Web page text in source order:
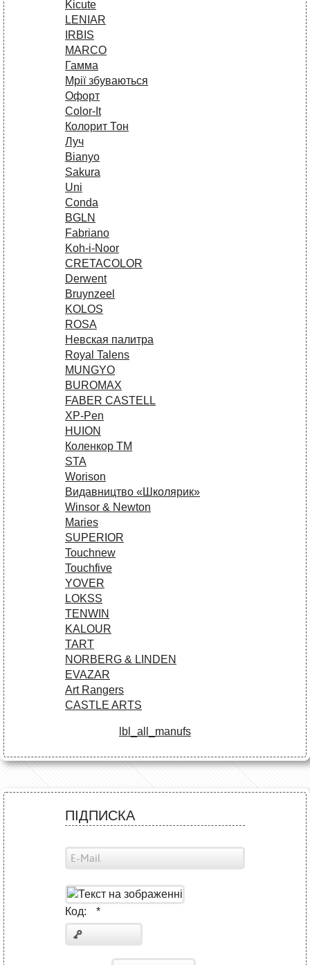
Kicute
LENIAR
IRBIS
MARCO
Гамма
Мрії збуваються
Офорт
Сolor-It
Колорит Тон
Луч
Bianyo
Sakura
Uni
Conda
BGLN
Fabriano
Koh-i-Noor
CRETACOLOR
Derwent
Bruynzeel
KOLOS
ROSA
Невская палитра
Royal Talens
MUNGYO
BUROMAX
FABER CASTELL
XP-Pen
HUION
Коленкор ТМ
STA
Worison
Видавництво «Школярик»
Winsor & Newton
Maries
SUPERIOR
Touchnew
Touchfive
YOVER
LOKSS
TENWIN
KALOUR
TART
NORBERG & LINDEN
EVAZAR
Art Rangers
CASTLE ARTS
lbl_all_manufs
ПІДПИСКА
Код: *